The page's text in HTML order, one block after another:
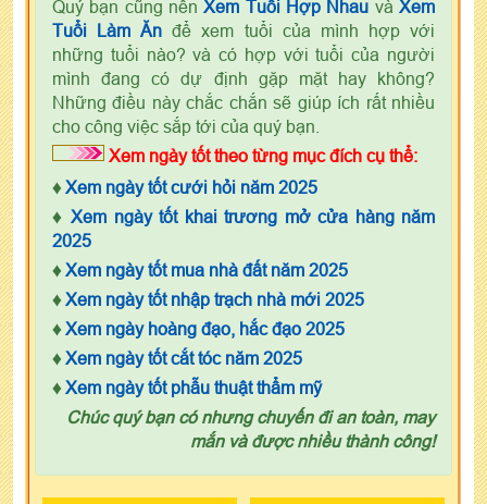
Quý bạn cũng nênXem Tuổi Hợp Nhau vàXem
Tuổi Làm Ăn để xem tuổi của mình hợp với
những tuổi nào? và có hợp với tuổi của người
mình đang có dự định gặp mặt hay không?
Những điều này chắc chắn sẽ giúp ích rất nhiều
cho công việc sắp tới của quý bạn.
Xem ngày tốt theo từng mục đích cụ thể:
♦ Xem ngày tốt cưới hỏi năm 2025
♦ Xem ngày tốt khai trương mở cửa hàng năm
2025
♦ Xem ngày tốt mua nhà đất năm 2025
♦ Xem ngày tốt nhập trạch nhà mới 2025
♦ Xem ngày hoàng đạo, hắc đạo 2025
♦ Xem ngày tốt cắt tóc năm 2025
♦ Xem ngày tốt phẫu thuật thẩm mỹ
Chúc quý bạn có nhưng chuyến đi an toàn, may
mắn và được nhiều thành công!